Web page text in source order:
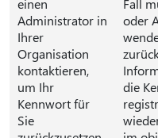
einen
Administrator in
Ihrer
Organisation
kontaktieren,
um Ihr
Kennwort für
Sie
Fall
oder
die